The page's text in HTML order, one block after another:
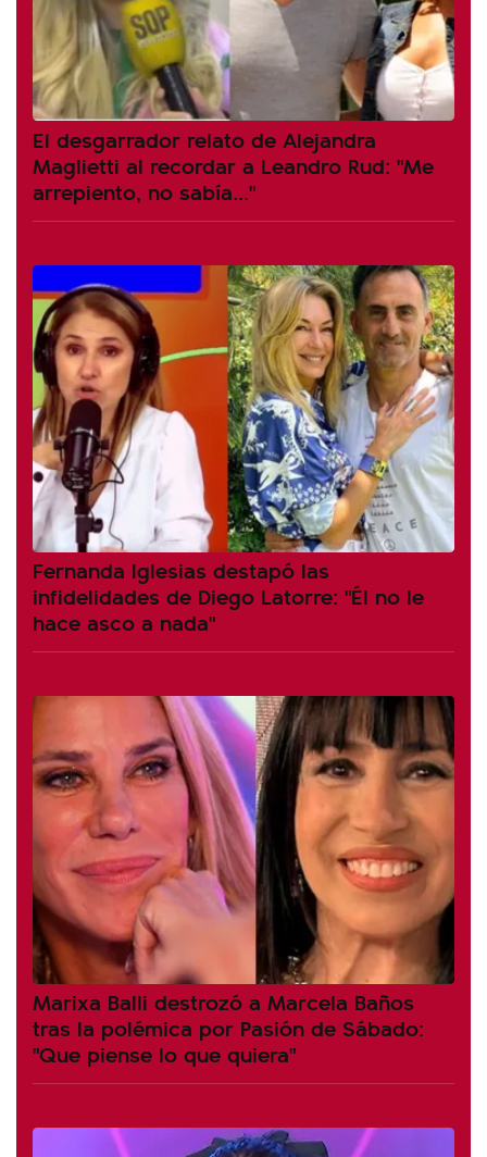
El desgarrador relato de Alejandra
Maglietti al recordar a Leandro Rud: "Me
arrepiento, no sabía..."
Fernanda Iglesias destapó las
infidelidades de Diego Latorre: "Él no le
hace asco a nada"
Marixa Balli destrozó a Marcela Baños
tras la polémica por Pasión de Sábado:
"Que piense lo que quiera"